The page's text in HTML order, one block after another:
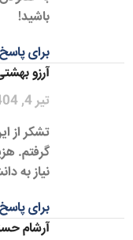
باشید!
برای
آرزو
تیر 4, 1404 در 3:43 ق.ظ
تشکر از
گرفتم.
نیاز به
برای
آرشام